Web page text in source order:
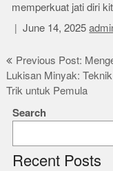
memperkuat jati diri
June 14, 2025
Post
navigation
Previous Post:
Lukisan Minyak:
Trik untuk Pemula
Search
Recent Posts